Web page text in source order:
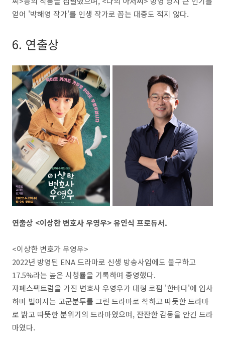
얻어 '박해영 작가'를 인생 작가로 꼽는 대중도 적지 않다.
6. 연출상
연출상 <이상한 변호사 우영우> 유인식 프로듀서.
<이상한 변호가 우영우>
2022년 방영된 ENA 드라마로 신생 방송사임에도 불구하고
17.5%라는 높은 시청률을 기록하며 종영했다.
자폐스펙트럼을 가진 변호사 우영우가 대형 로펌 '한바다'에 입사
하며 벌어지는 고군분투를 그린 드라마로 착하고 따듯한 드라마
로 밝고 따뜻한 분위기의 드라마였으며, 잔잔한 감동을 안긴 드라
마였다.